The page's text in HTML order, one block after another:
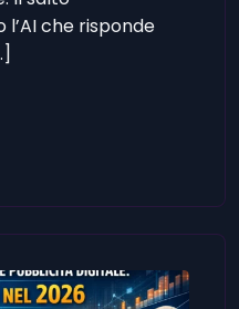
l’AI che risponde